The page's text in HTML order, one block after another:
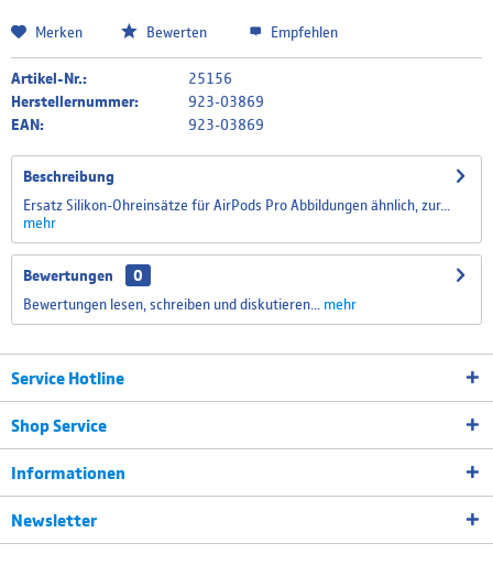
Merken Bewerten Empfehlen
Artikel-Nr.:
25156
Herstellernummer:
923-03869
EAN:
923-03869
Beschreibung
Ersatz Silikon-Ohreinsätze für AirPods Pro Abbildungen ähnlich, zur...
mehr
Bewertungen
0
Bewertungen lesen, schreiben und diskutieren...
mehr
Service Hotline
Shop Service
Informationen
Newsletter